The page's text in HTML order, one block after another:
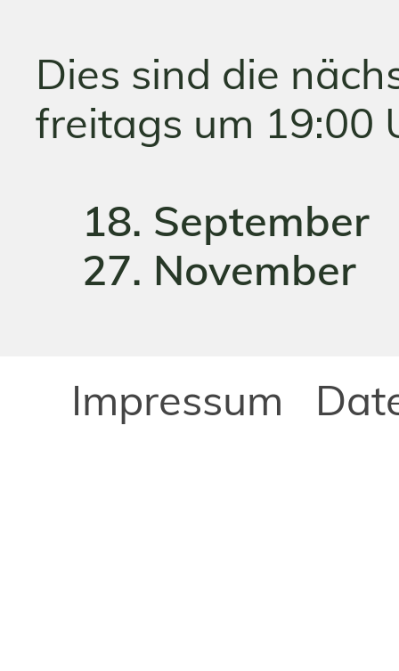
Dies sind die
freitags um 19:00
18. September
27. November
Impressum